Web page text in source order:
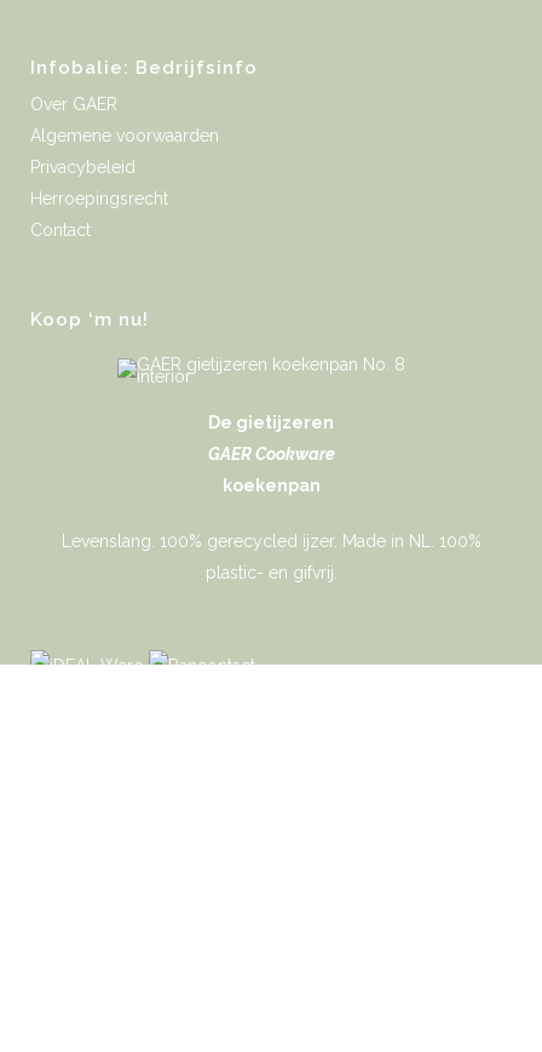
Infobalie: Bedrijfsinfo
Over GAER
Algemene voorwaarden
Privacybeleid
Herroepingsrecht
Contact
Koop ‘m nu!
De gietijzeren
GAER Cookware
koekenpan
Levenslang. 100% gerecycled ijzer. Made in NL. 100%
plastic- en gifvrij.